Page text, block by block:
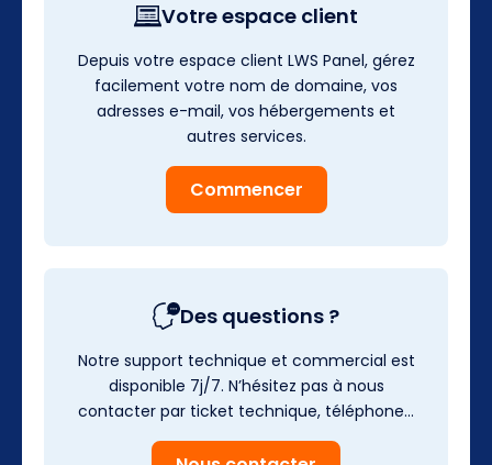
Votre espace client
Depuis votre espace client LWS Panel, gérez
facilement votre nom de domaine, vos
adresses e-mail, vos hébergements et
autres services.
Commencer
Des questions ?
Notre support technique et commercial est
disponible 7j/7. N’hésitez pas à nous
contacter par ticket technique, téléphone…